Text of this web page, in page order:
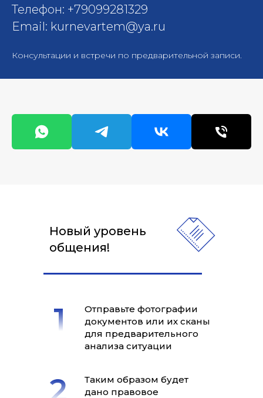
Телефон: +79099281329
Email: kurnevartem@ya.ru
Консультации и встречи по предварительной записи.
Новый уровень
общения!
Отправьте фотографии
документов или их сканы
для предварительного
анализа ситуации
Таким образом будет
дано правовое